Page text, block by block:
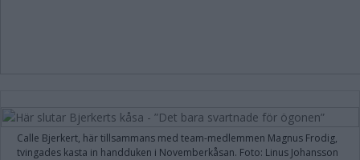
Calle Bjerkert, här tillsammans med team-medlemmen Magnus Frodig,
tvingades kasta in handduken i Novemberkåsan. Foto: Linus Johansson